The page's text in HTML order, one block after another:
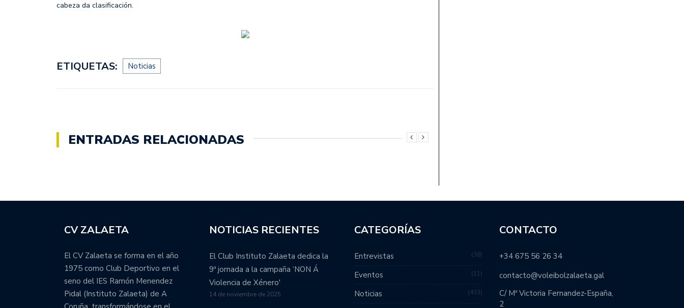
cabeza da clasificación.
ETIQUETAS: Noticias
ENTRADAS RELACIONADAS
CV ZALAETA
El CV Zalaeta se forma en el año
1975 como Club Deportivo en el
seno del IES Ramón Menendez
Pidal (Instituto Zalaeta) de A
NOTICIAS RECIENTES
El Club Instituto Zalaeta dedica la
9ª jornada a la campaña ‘NON Á
Violencia de Xénero'
14 de noviembre de 2025
CATEGORÍAS
Entrevistas 38
Eventos 11
Noticias 433
CONTACTO
+34 675 56 26 34
contacto@voleibolzalaeta.gal
C/ Mª Victoria Fernandez-España,
2